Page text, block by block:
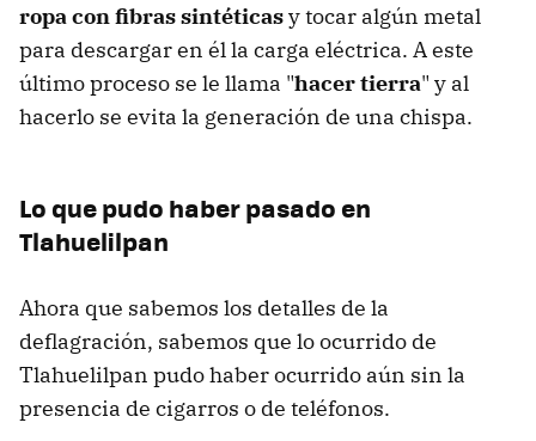
ropa con fibras sintéticasy tocar algún metal
para descargar en él la carga eléctrica. A este
último proceso se le llama "hacer tierra" y al
hacerlo se evita la generación de una chispa.
Lo que pudo haber pasado en
Tlahuelilpan
Ahora que sabemos los detalles de la
deflagración, sabemos que lo ocurrido de
Tlahuelilpan pudo haber ocurrido aún sin la
presencia de cigarros o de teléfonos.